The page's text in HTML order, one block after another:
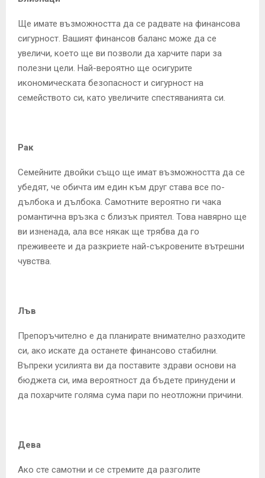
Ще имате възможността да се радвате на финансова
сигурност. Вашият финансов баланс може да се
увеличи, което ще ви позволи да харчите пари за
полезни цели. Най-вероятно ще осигурите
икономическата безопасност и сигурност на
семейството си, като увеличите спестяванията си.
Рак
Семейните двойки също ще имат възможността да се
убедят, че обичта им един към друг става все по-
дълбока и дълбока. Самотните вероятно ги чака
романтична връзка с близък приятел. Това навярно ще
ви изненада, ала все някак ще трябва да го
преживеете и да разкриете най-съкровените вътрешни
чувства.
Лъв
Препоръчително е да планирате внимателно разходите
си, ако искате да останете финансово стабилни.
Въпреки усилията ви да поставите здрави основи на
бюджета си, има вероятност да бъдете принудени и
да похарчите голяма сума пари по неотложни причини.
Дева
Ако сте самотни и се стремите да разголите